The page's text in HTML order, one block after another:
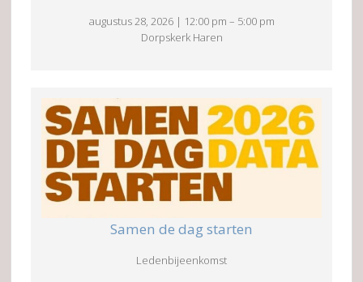
augustus 28, 2026 | 12:00 pm – 5:00 pm
Dorpskerk Haren
Samen de dag starten
Ledenbijeenkomst